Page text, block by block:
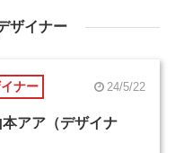
ザイナー
ナー 24/5/22
アア（デザイナ